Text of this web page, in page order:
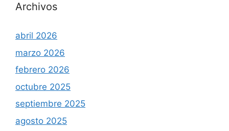
Archivos
abril 2026
marzo 2026
febrero 2026
octubre 2025
septiembre 2025
agosto 2025